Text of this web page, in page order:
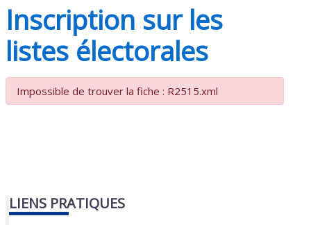
Inscription sur les
listes électorales
Impossible de trouver la fiche : R2515.xml
LIENS PRATIQUES